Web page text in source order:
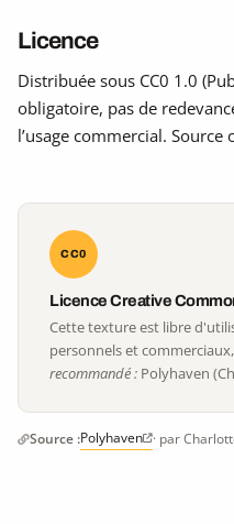
Licence
Distribuée sous CC0 1.0
obligatoire, pas de
l’usage commercial.
CC0
Licence Creative
Cette texture est libre
personnels et
recommandé : Polyhaven
Source :Polyhaven · par